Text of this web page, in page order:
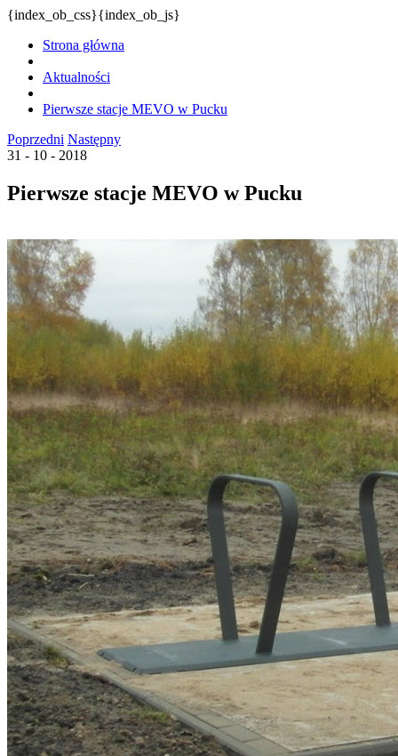
{index_ob_css}{index_ob_js}
Strona główna
Aktualności
Pierwsze stacje MEVO w Pucku
Poprzedni Następny
31 - 10 - 2018
Pierwsze stacje MEVO w Pucku